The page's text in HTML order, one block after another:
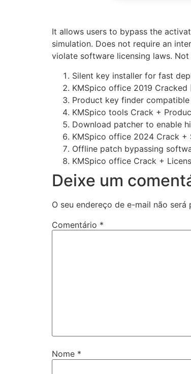
It allows users to bypass the
simulation. Does not require an
violate software licensing laws.
Silent key installer for fast
KMSpico office 2019 Cracked
Product key finder
KMSpico tools Crack +
Download patcher to enable
KMSpico office 2024 Crack +
Offline patch bypassing
KMSpico office Crack +
Deixe um
O seu endereço de e-mail não será
Comentário *
Nome *